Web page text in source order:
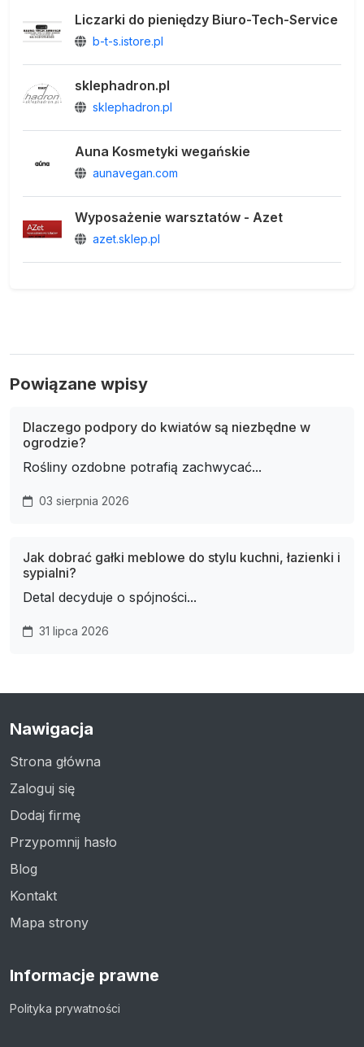
Liczarki do pieniędzy Biuro-Tech-Service
b-t-s.istore.pl
sklephadron.pl
sklephadron.pl
Auna Kosmetyki wegańskie
aunavegan.com
Wyposażenie warsztatów - Azet
azet.sklep.pl
Powiązane wpisy
Dlaczego podpory do kwiatów są niezbędne w
ogrodzie?
Rośliny ozdobne potrafią zachwycać...
03 sierpnia 2026
Jak dobrać gałki meblowe do stylu kuchni, łazienki i
sypialni?
Detal decyduje o spójności...
31 lipca 2026
Nawigacja
Strona główna
Zaloguj się
Dodaj firmę
Przypomnij hasło
Blog
Kontakt
Mapa strony
Informacje prawne
Polityka prywatności